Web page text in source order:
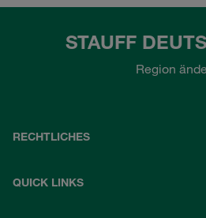
STAUFF
Region
RECHTLICHES
QUICK LINKS